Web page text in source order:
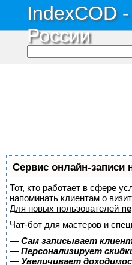
IndexCOD
России
Сервис онлайн-записи
Тот, кто работает в сфере
напоминать клиентам о
Для новых пользователей
Чат-бот для мастеров и
— Сам записывает
— Персонализирует
— Увеличивает